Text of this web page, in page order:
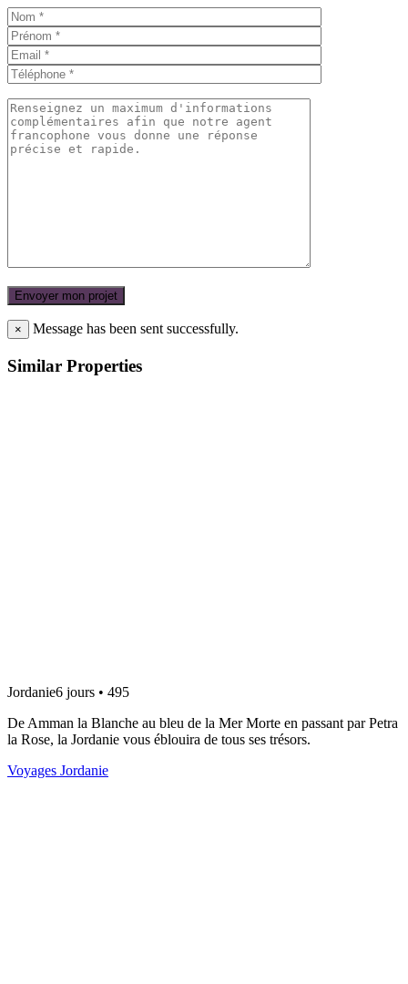
× Message has been sent successfully.
Similar Properties
Jordanie6 jours • 495
De Amman la Blanche au bleu de la Mer Morte en passant par Petra
la Rose, la Jordanie vous éblouira de tous ses trésors.
Voyages Jordanie